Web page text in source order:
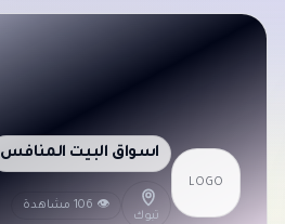
LOGO
اسواق البيت المنافس
تبوك
👁 106 مشاهدة